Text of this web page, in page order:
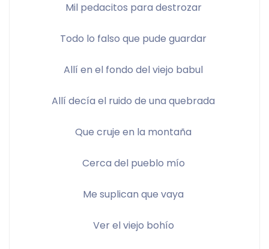
Mil pedacitos para destrozar
Todo lo falso que pude guardar
Allí en el fondo del viejo babul
Allí decía el ruido de una quebrada
Que cruje en la montaña
Cerca del pueblo mío
Me suplican que vaya
Ver el viejo bohío